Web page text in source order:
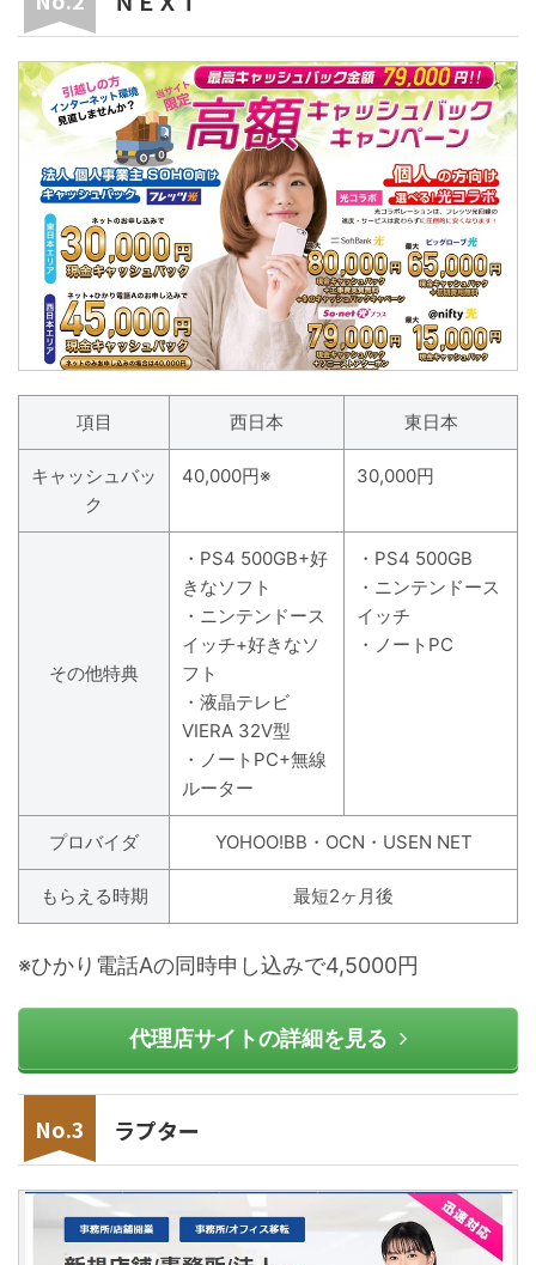
項目 西日本 東日本
キャッシュバッ
ク
40,000円※ 30,000円
その他特典
・PS4 500GB+好
きなソフト
・ニンテンドース
イッチ+好きなソ
フト
・液晶テレビ
VIERA 32V型
・ノートPC+無線
ルーター
・PS4 500GB
・ニンテンドース
イッチ
・ノートPC
プロバイダ YOHOO!BB・OCN・USEN NET
もらえる時期 最短2ヶ月後
※ひかり電話Aの同時申し込みで4,5000円
代理店サイトの詳細を見る
ラプター